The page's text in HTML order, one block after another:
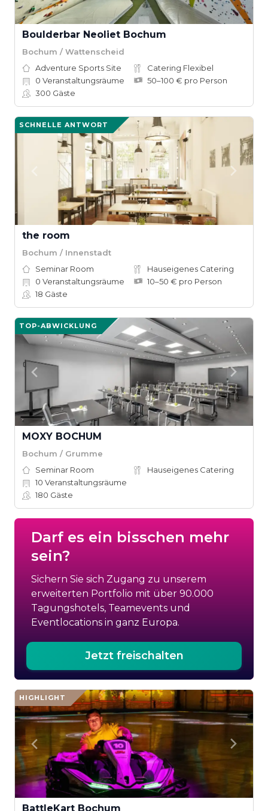
Boulderbar Neoliet Bochum
Bochum / Wattenscheid
Adventure Sports Site
Catering Flexibel
0 Veranstaltungsräume
50–100 € pro Person
300 Gäste
SCHNELLE ANTWORT
the room
Bochum / Innenstadt
Seminar Room
Hauseigenes Catering
0 Veranstaltungsräume
10–50 € pro Person
18 Gäste
TOP-ABWICKLUNG
MOXY BOCHUM
Bochum / Grumme
Seminar Room
Hauseigenes Catering
10 Veranstaltungsräume
180 Gäste
Darf es ein bisschen mehr
sein?
Sichern Sie sich Zugang zu unserem
erweiterten Portfolio mit über 90.000
Tagungshotels, Teamevents und
Eventlocations in ganz Europa.
Jetzt freischalten
HIGHLIGHT
BattleKart Bochum